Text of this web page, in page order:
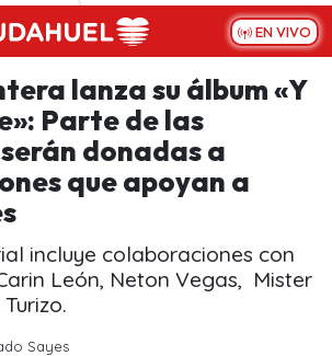
EN VIVO
lanza su álbum «Y
Parte de las
donadas a
que apoyan a
incluye colaboraciones con
León, Neton Vegas, Mister
Sayes